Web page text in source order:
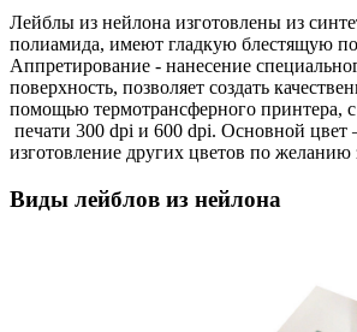
Лейблы из нейлона изготовлены из
полиамида, имеют гладкую блестящую
Аппретирование - нанесение
поверхность, позволяет создать
помощью термотрансферного принтера,
печати 300 dpi и 600 dpi. Основной
изготовление других цветов по желанию
Виды лейблов из нейлона